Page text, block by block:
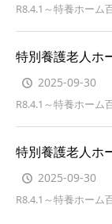
R8.4.1～特養ホーム
特別養護老人ホ
2025-09-30
R8.4.1～特養ホーム
特別養護老人ホ
2025-09-30
R8.4.1～特養ホーム